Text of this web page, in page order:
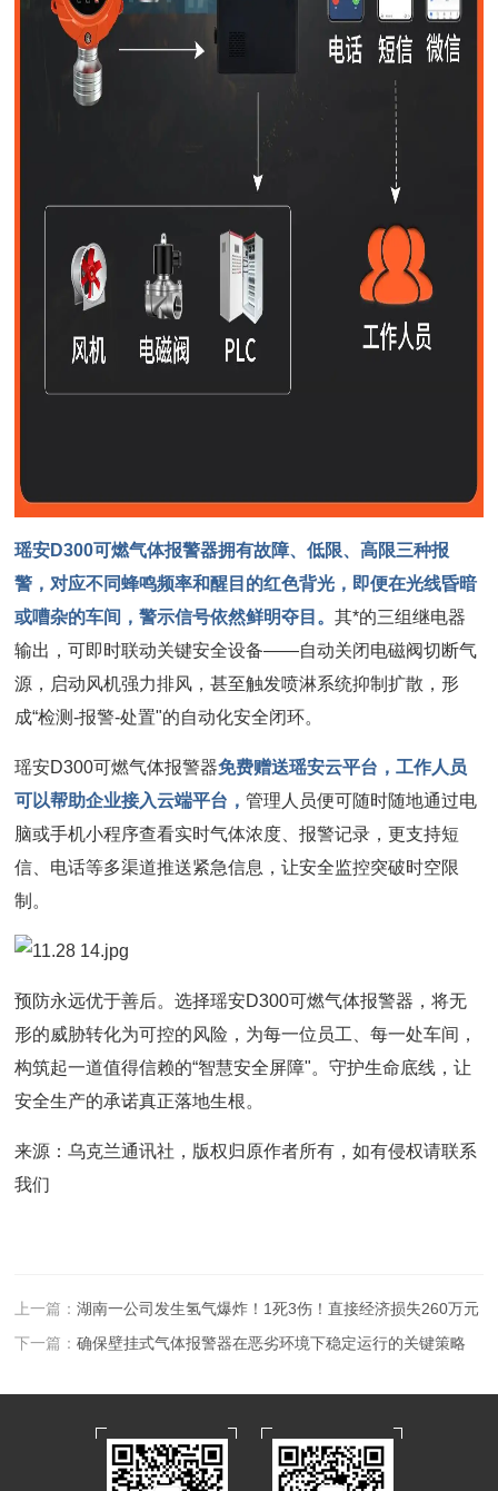
瑶安D300可燃气体报警器拥有故障、低限、高限三种报
警，对应不同蜂鸣频率和醒目的红色背光，即便在光线昏暗
或嘈杂的车间，警示信号依然鲜明夺目。其*的三组继电器
输出，可即时联动关键安全设备——自动关闭电磁阀切断气
源，启动风机强力排风，甚至触发喷淋系统抑制扩散，形
成“检测-报警-处置"的自动化安全闭环。
瑶安D300可燃气体报警器免费赠送瑶安云平台，工作人员
可以帮助企业接入云端平台，管理人员便可随时随地通过电
脑或手机小程序查看实时气体浓度、报警记录，更支持短
信、电话等多渠道推送紧急信息，让安全监控突破时空限
制。
预防永远优于善后。选择瑶安D300可燃气体报警器，将无
形的威胁转化为可控的风险，为每一位员工、每一处车间，
构筑起一道值得信赖的“智慧安全屏障"。守护生命底线，让
安全生产的承诺真正落地生根。
来源：乌克兰通讯社， 版权归原作者所有，如有侵权请联系
我们
上一篇：湖南一公司发生氢气爆炸！1死3伤！直接经济损失260万元
下一篇：确保壁挂式气体报警器在恶劣环境下稳定运行的关键策略